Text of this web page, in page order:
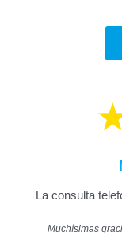
La consulta
Muchísimas